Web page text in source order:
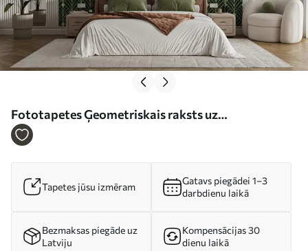
Fototapetes Ģeometriskais raksts uz
smaragdzaļgana fona Nr. u71347
Tapetes jūsu izmēram
Gatavs piegādei 1–3
darbdienu laikā
Bezmaksas piegāde uz
Latviju
Kompensācijas 30
dienu laikā